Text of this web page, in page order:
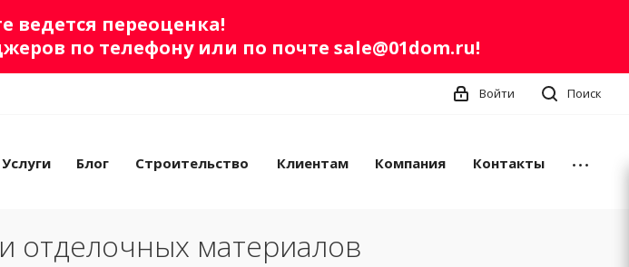
ведется переоценка!
по телефону или по почте sale@01dom.ru!
Поиск
Войти
Услуги Блог Строительство Клиентам Компания Контакты
отделочных материалов